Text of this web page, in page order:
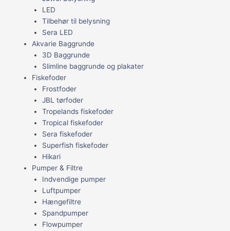
LED
Tilbehør til belysning
Sera LED
Akvarie Baggrunde
3D Baggrunde
Slimline baggrunde og plakater
Fiskefoder
Frostfoder
JBL tørfoder
Tropelands fiskefoder
Tropical fiskefoder
Sera fiskefoder
Superfish fiskefoder
Hikari
Pumper & Filtre
Indvendige pumper
Luftpumper
Hængefiltre
Spandpumper
Flowpumper